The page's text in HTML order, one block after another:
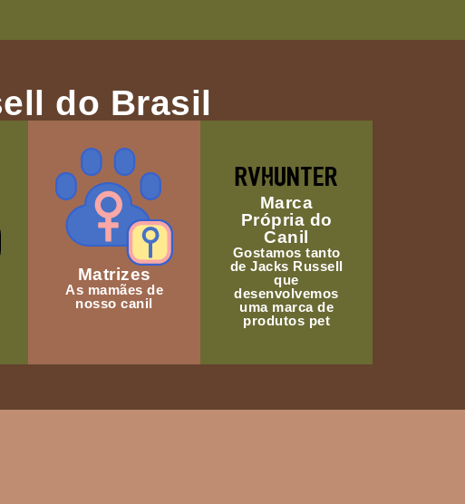
do Brasil
Matrizes
As mamães de
nosso canil
Marca
Própria do
Canil
Gostamos tanto
de Jacks Russell
que
desenvolvemos
uma marca de
produtos pet